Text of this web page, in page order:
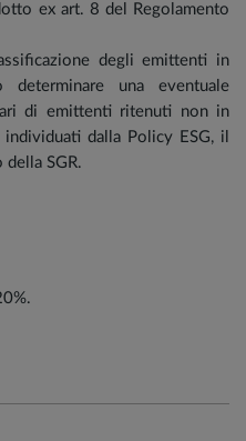
ex art. 8 del Regolamento
degli emittenti in
una eventuale
di emittenti ritenuti non in
dalla Policy ESG, il
SGR.